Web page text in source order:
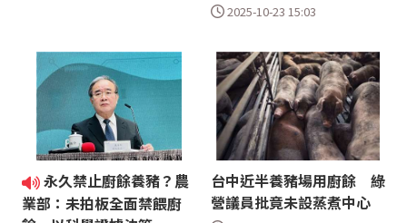
2025-10-23 15:03
永久禁止廚餘養豬？農
業部：未拍板全面禁餵廚
台中近半養豬場用廚餘 綠
營議員批竟未設蒸煮中心